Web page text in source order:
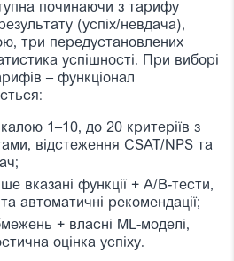
починаючи з тарифу
(успіх/невдача),
три передустановлених
успішності. При виборі
– функціонал
1–10, до 20 критеріїв з
відстеження CSAT/NPS та
вказані функції + A/B-тести,
автоматичні рекомендації;
+ власні ML-моделі,
оцінка успіху.